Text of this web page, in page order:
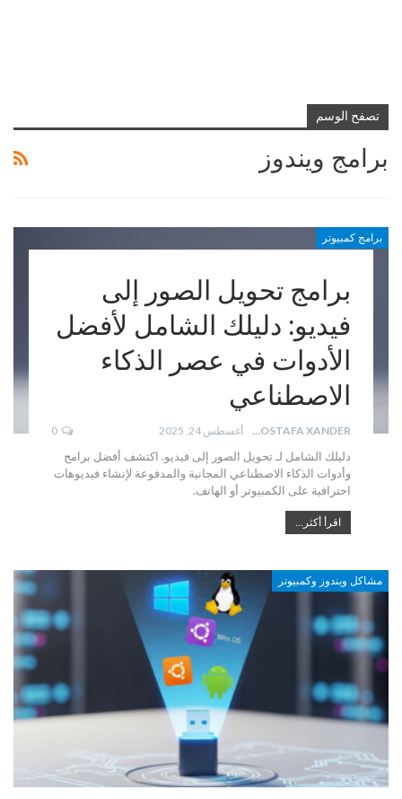
تصفح الوسم
برامج ويندوز
برامج كمبيوتر
برامج تحويل الصور إلى
فيديو: دليلك الشامل لأفضل
الأدوات في عصر الذكاء
الاصطناعي
MOSTAFA XANDER أغسطس 24, 2025 0
دليلك الشامل لـ تحويل الصور إلى فيديو. اكتشف أفضل برامج
وأدوات الذكاء الاصطناعي المجانية والمدفوعة لإنشاء فيديوهات
احترافية على الكمبيوتر أو الهاتف.
اقرأ أكثر...
مشاكل ويندوز وكمبيوتر